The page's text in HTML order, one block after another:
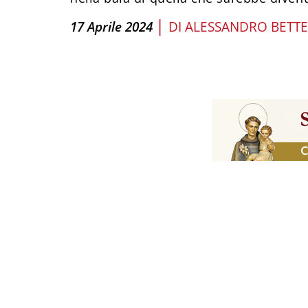
17 Aprile 2024 | DI ALESSANDRO